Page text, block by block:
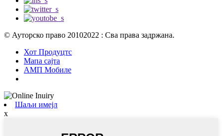
© Ауторско право 20102022 : Сва права задржана.
Хот Продуцтс
Мапа сајта
АМП Мобиле
Шаљи имејл
x